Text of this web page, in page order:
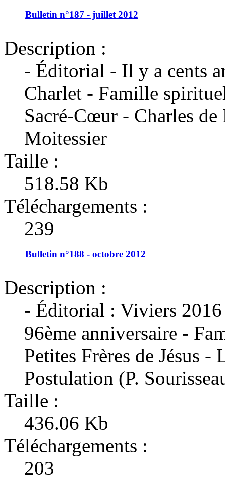
Bulletin n°187 - juillet 2012
Description :
- Éditorial - Il y a cents
Charlet - Famille
Sacré-Cœur - Charles
Moitessier
Taille :
518.58 Kb
Téléchargements :
239
Bulletin n°188 - octobre 2012
Description :
- Éditorial : Viviers 2016
96ème anniversaire -
Petites Frères de Jésus -
Postulation (P.
Taille :
436.06 Kb
Téléchargements :
203